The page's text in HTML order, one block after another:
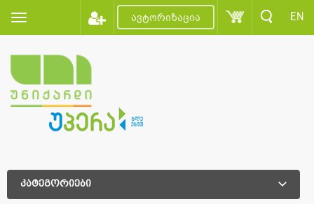
ავტორიზაცია EN
კატეგორიები